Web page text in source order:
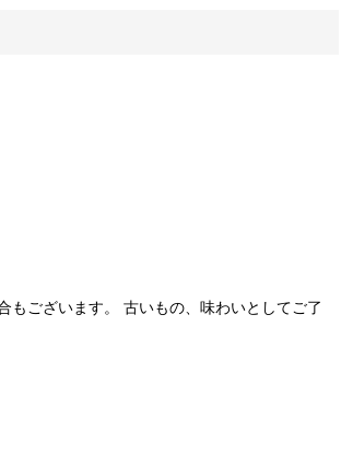
もございます。 古いもの、味わいとしてご了